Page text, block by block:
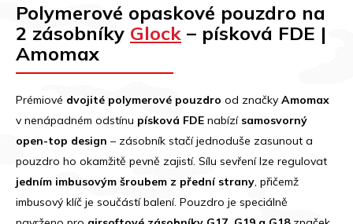
Polymerové opaskové pouzdro na
2 zásobníky Glock – písková FDE |
Amomax
Prémiové dvojité polymerové pouzdro od značky Amomax
v nenápadném odstínu písková FDE nabízí samosvorný
open-top design – zásobník stačí jednoduše zasunout a
pouzdro ho okamžitě pevně zajistí. Sílu sevření lze regulovat
jedním imbusovým šroubem z přední strany, přičemž
imbusový klíč je součástí balení. Pouzdro je speciálně